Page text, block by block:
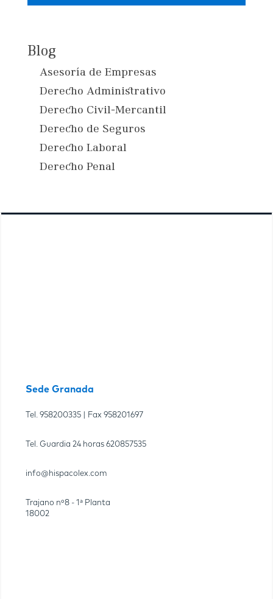
Blog
Asesoría de Empresas
Derecho Administrativo
Derecho Civil-Mercantil
Derecho de Seguros
Derecho Laboral
Derecho Penal
Sede Granada
Tel. 958200335 | Fax 958201697
Tel. Guardia 24 horas 620857535
info@hispacolex.com
Trajano nº8 - 1ª Planta
18002